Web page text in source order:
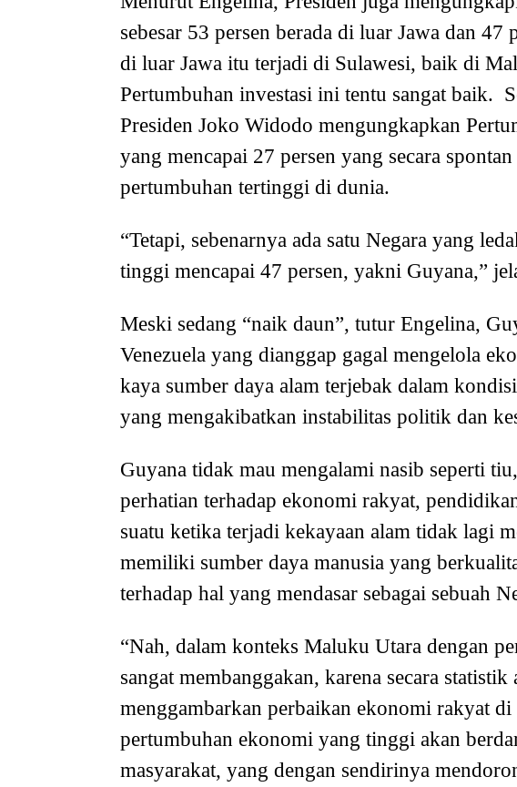
sebesar 53 persen berada di luar Jawa dan 47
di luar Jawa itu terjadi di Sulawesi, baik di
Pertumbuhan investasi ini tentu sangat baik.
Presiden Joko Widodo mengungkapkan
yang mencapai 27 persen yang secara
pertumbuhan tertinggi di dunia.
“Tetapi, sebenarnya ada satu Negara yang
tinggi mencapai 47 persen, yakni Guyana,”
Meski sedang “naik daun”, tutur Engelina,
Venezuela yang dianggap gagal mengelola
kaya sumber daya alam terjebak dalam
yang mengakibatkan instabilitas politik dan
Guyana tidak mau mengalami nasib seperti
perhatian terhadap ekonomi rakyat,
suatu ketika terjadi kekayaan alam tidak lagi
memiliki sumber daya manusia yang
terhadap hal yang mendasar sebagai sebuah
“Nah, dalam konteks Maluku Utara dengan
sangat membanggakan, karena secara
menggambarkan perbaikan ekonomi rakyat
pertumbuhan ekonomi yang tinggi akan
masyarakat, yang dengan sendirinya